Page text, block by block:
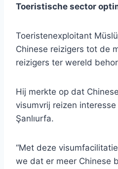
Toeristische sector
Toeristenexploitant
Chinese reizigers tot de
reizigers ter wereld
Hij merkte op dat
visumvrij reizen
Şanlıurfa.
“Met deze
we dat er meer Chinese